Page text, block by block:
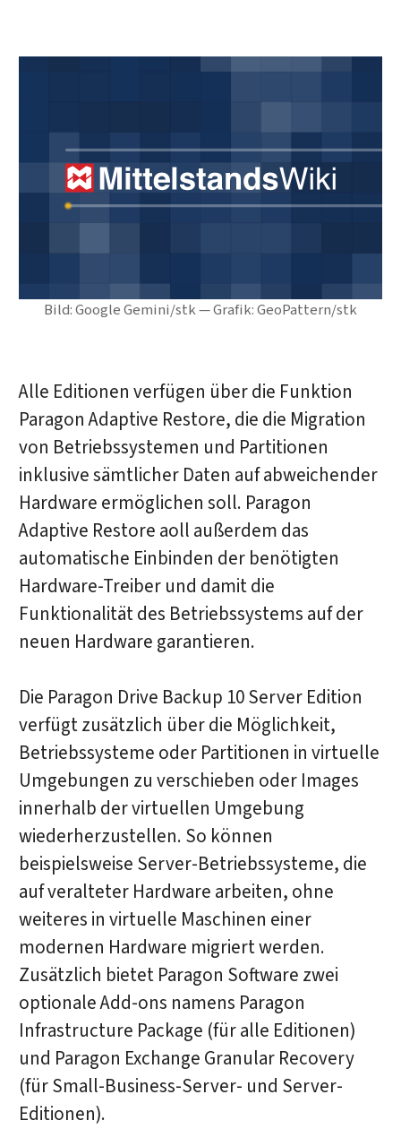
Bild: Google Gemini/stk — Grafik: GeoPattern/stk
Alle Editionen verfügen über die Funktion
Paragon Adaptive Restore, die die Migration
von Betriebssystemen und Partitionen
inklusive sämtlicher Daten auf abweichender
Hardware ermöglichen soll. Paragon
Adaptive Restore aoll außerdem das
automatische Einbinden der benötigten
Hardware-Treiber und damit die
Funktionalität des Betriebssystems auf der
neuen Hardware garantieren.
Die Paragon Drive Backup 10 Server Edition
verfügt zusätzlich über die Möglichkeit,
Betriebssysteme oder Partitionen in virtuelle
Umgebungen zu verschieben oder Images
innerhalb der virtuellen Umgebung
wiederherzustellen. So können
beispielsweise Server-Betriebssysteme, die
auf veralteter Hardware arbeiten, ohne
weiteres in virtuelle Maschinen einer
modernen Hardware migriert werden.
Zusätzlich bietet Paragon Software zwei
optionale Add-ons namens Paragon
Infrastructure Package (für alle Editionen)
und Paragon Exchange Granular Recovery
(für Small-Business-Server- und Server-
Editionen).